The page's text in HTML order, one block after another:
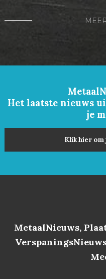
Het laatste nieuws
je
Klik hier om
MetaalNieuws,